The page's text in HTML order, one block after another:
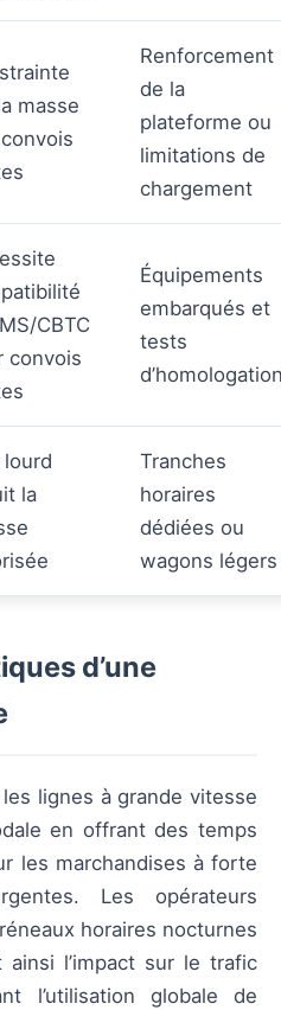
masse
Renforcement
de la
plateforme ou
limitations de
chargement
CBTC
convois
Équipements
embarqués et
tests
lourd
la
Tranches
horaires
dédiées ou
wagons légers
d’une
lignes à grande vitesse
en offrant des temps
les marchandises à forte
Les opérateurs
horaires nocturnes
l’impact sur le trafic
l’utilisation globale de